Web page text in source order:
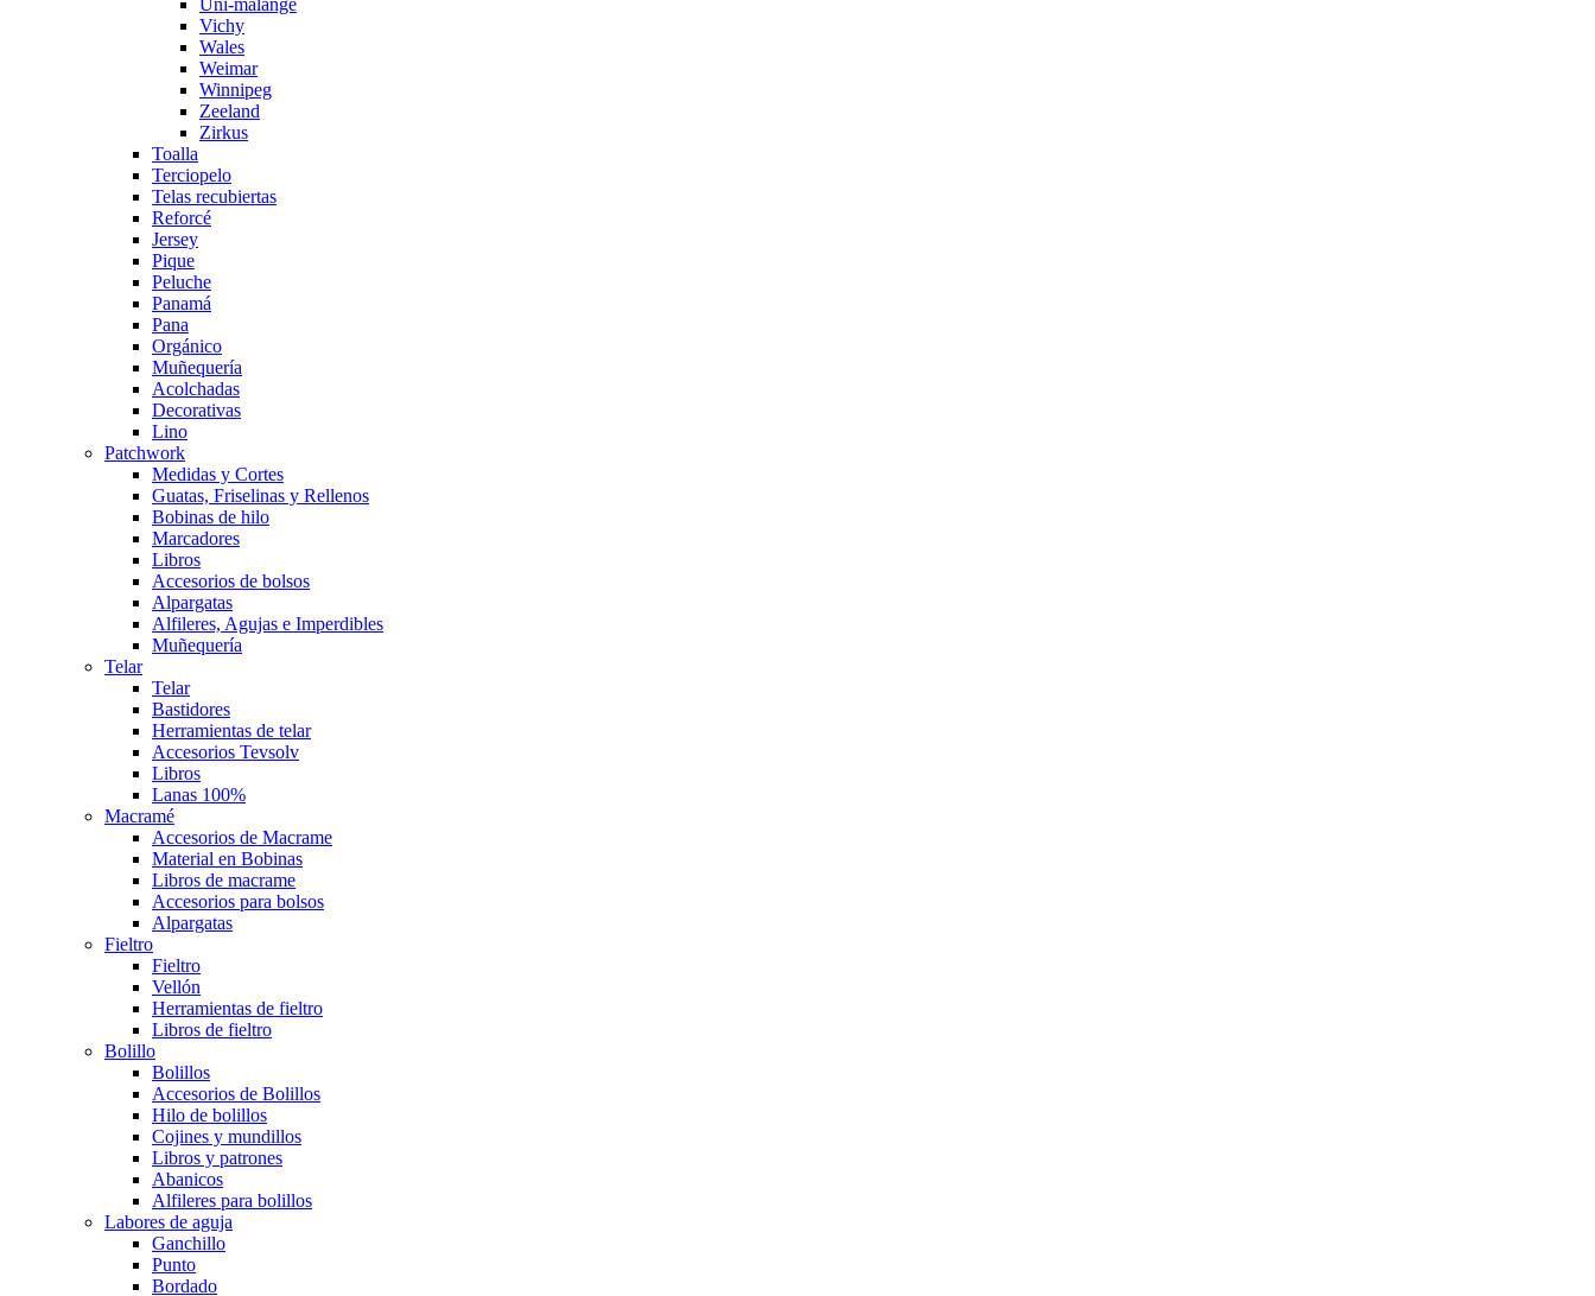
Uni-malange
Vichy
Wales
Weimar
Winnipeg
Zeeland
Zirkus
Toalla
Terciopelo
Telas recubiertas
Reforcé
Jersey
Pique
Peluche
Panamá
Pana
Orgánico
Muñequería
Acolchadas
Decorativas
Lino
Patchwork
Medidas y Cortes
Guatas, Friselinas y Rellenos
Bobinas de hilo
Marcadores
Libros
Accesorios de bolsos
Alpargatas
Alfileres, Agujas e Imperdibles
Muñequería
Telar
Telar
Bastidores
Herramientas de telar
Accesorios Tevsolv
Libros
Lanas 100%
Macramé
Accesorios de Macrame
Material en Bobinas
Libros de macrame
Accesorios para bolsos
Alpargatas
Fieltro
Fieltro
Vellón
Herramientas de fieltro
Libros de fieltro
Bolillo
Bolillos
Accesorios de Bolillos
Hilo de bolillos
Cojines y mundillos
Libros y patrones
Abanicos
Alfileres para bolillos
Labores de aguja
Ganchillo
Punto
Bordado